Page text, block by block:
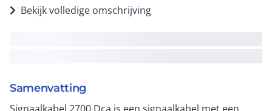
Bekijk volledige omschrijving
Samenvatting